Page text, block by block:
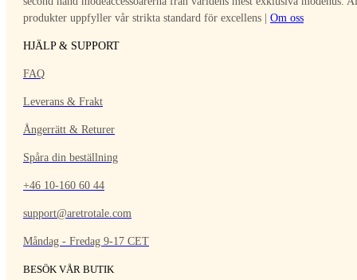
produkter uppfyller vår strikta standard för excellens | Om oss
HJÄLP & SUPPORT
FAQ
Leverans & Frakt
Ångerrätt & Returer
Spåra din beställning
+46 10-160 60 44
support@aretrotale.com
Måndag - Fredag 9-17 CET
BESÖK VÅR BUTIK